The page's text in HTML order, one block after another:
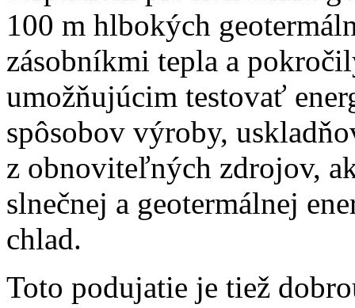
100 m hlbokých
zásobníkmi tepla a
umožňujúcim testovať
spôsobov výroby,
z obnoviteľných zdrojov,
slnečnej a geotermálnej
chlad.
Toto podujatie je tiež